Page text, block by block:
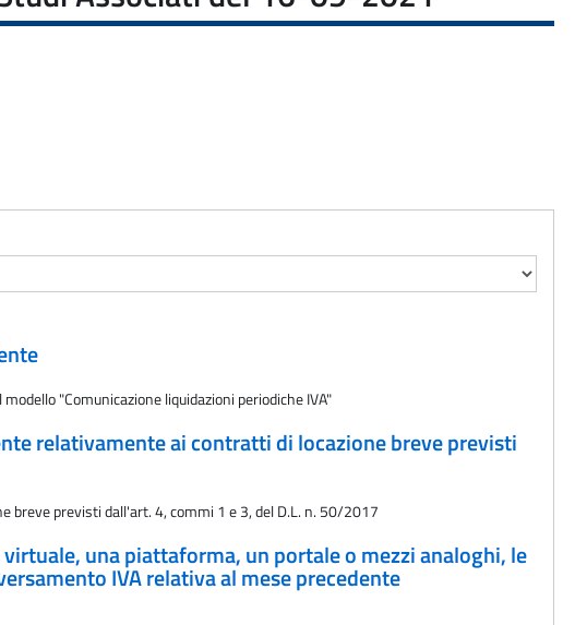
"Comunicazione liquidazioni periodiche IVA"
relativamente ai contratti di locazione breve previsti
previsti dall'art. 4, commi 1 e 3, del D.L. n. 50/2017
una piattaforma, un portale o mezzi analoghi, le
IVA relativa al mese precedente